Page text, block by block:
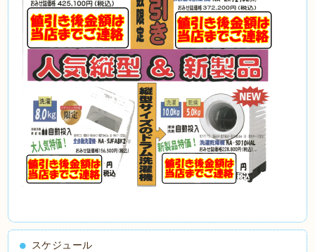
スケジュール